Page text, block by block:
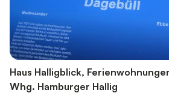
Haus Halligblick,
Whg. Hamburger Hallig